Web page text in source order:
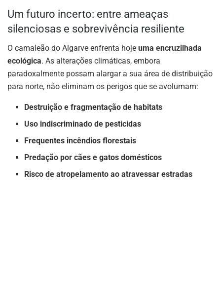
Um futuro incerto: entre ameaças
silenciosas e sobrevivência resiliente
O camaleão do Algarve enfrenta hoje uma encruzilhada
ecológica. As alterações climáticas, embora
paradoxalmente possam alargar a sua área de distribuição
para norte, não eliminam os perigos que se avolumam:
Destruição e fragmentação de habitats
Uso indiscriminado de pesticidas
Frequentes incêndios florestais
Predação por cães e gatos domésticos
Risco de atropelamento ao atravessar estradas